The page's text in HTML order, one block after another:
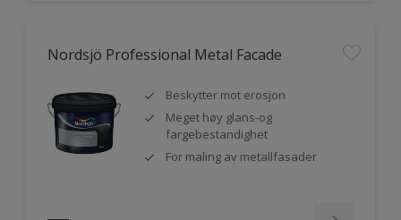
Nordsjö Professional Metal Facade
Beskytter mot erosjon
Meget høy glans-og
fargebestandighet
For maling av metallfasader